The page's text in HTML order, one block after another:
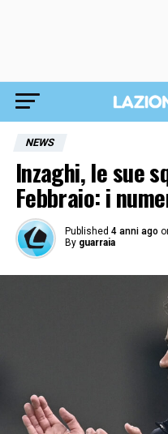
NEWS
Inzaghi, le sue
Febbraio: i
Published 4 anni ago
By guarraia